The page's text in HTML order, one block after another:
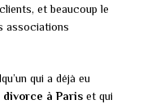
et beaucoup le
associations
qui a déjà eu
à Paris et qui